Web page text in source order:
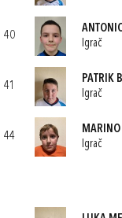
40
Igrač
41
PATRIK
Igrač
44
Igrač